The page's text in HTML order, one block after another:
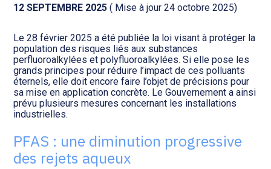
Gestion de patrimoine
Procédures collectives
Transition numérique
Facturation et pilotage : MEG
Analyse et tableau de bord :
WAIBI
Gérer vos ressources
humaines : SILAE
12 SEPTEMBRE 2025 ( Mise à jour 24 octobre 2025)
Le 28 février 2025 a été publiée la loi visant à protéger la
population des risques liés aux substances
perfluoroalkylées et polyfluoroalkylées. Si elle pose les
grands principes pour réduire l’impact de ces polluants
éternels, elle doit encore faire l’objet de précisions pour
sa mise en application concrète. Le Gouvernement a ainsi
prévu plusieurs mesures concernant les installations
industrielles.
PFAS : une diminution progressive
des rejets aqueux